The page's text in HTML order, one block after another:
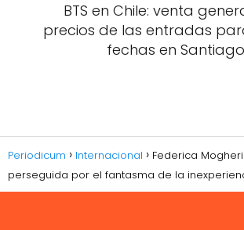
BTS en Chile: venta
precios de las entradas
fechas en Santiago
Periodicum Internacional
Federica
perseguida por el fantasma de la